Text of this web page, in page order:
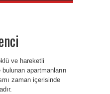
ve hareketli
apartmanların
zaman içerisinde